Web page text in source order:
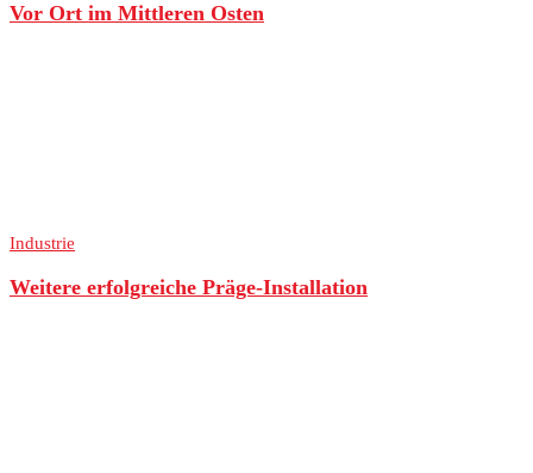
Vor Ort im Mittleren Osten
Industrie
Weitere erfolgreiche Präge-Installation